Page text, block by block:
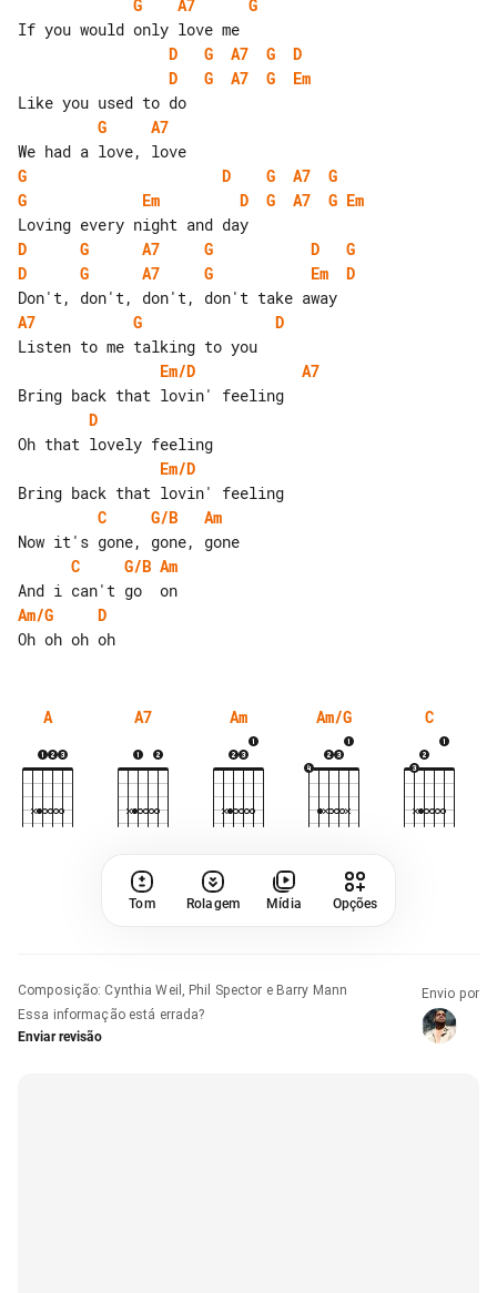
G A7
G
D
G A7 G
D
D
G A7 G
Em
G
A7
G
D G A7
G
G
Em D G A7 G Em
D
G A7 G D
G
D
G A7 G Em
D
A7
G
D
Em/D
A7
D
Em/D
C
G/B
Am
C
G/B Am
Am/G
D
A A7 Am Am/G C
Tom Rolagem Mídia Opções
Composição: Cynthia Weil, Phil Spector e Barry Mann
Essa informação está errada?
Enviar revisão
Envio por